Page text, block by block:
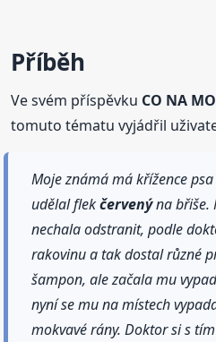
Příběh
Ve svém příspěvku CO NA
tomuto tématu vyjádřil
Moje známá má křížence
udělal flekčervenýna břiše.
nechala odstranit, podle
rakovinu a tak dostal různé
šampon, ale začala mu
nyní se mu na místech
mokvavé rány. Doktor si s